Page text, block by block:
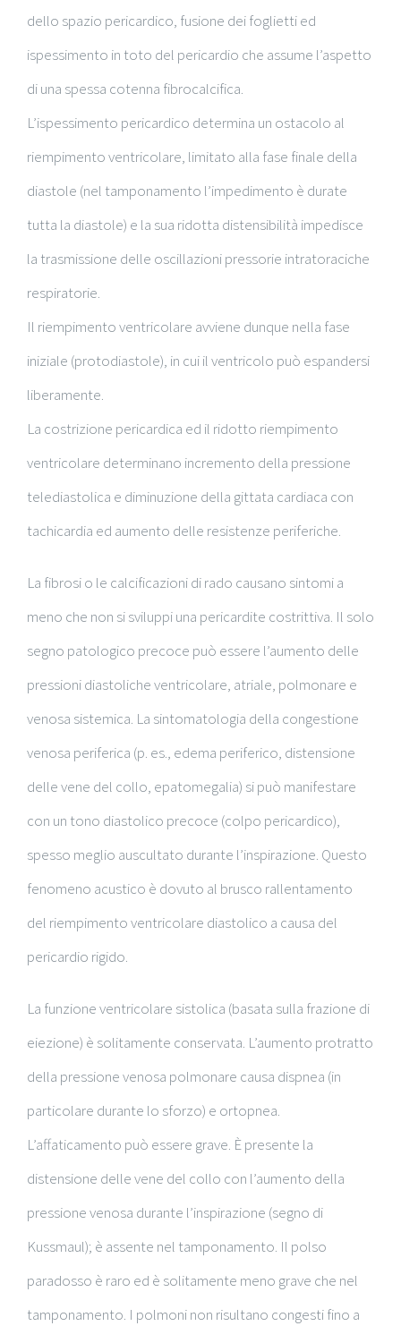
dello spazio pericardico, fusione dei foglietti ed
ispessimento in toto del pericardio che assume l’aspetto
di una spessa cotenna fibrocalcifica.
L’ispessimento pericardico determina un ostacolo al
riempimento ventricolare, limitato alla fase finale della
diastole (nel tamponamento l’impedimento è durate
tutta la diastole) e la sua ridotta distensibilità impedisce
la trasmissione delle oscillazioni pressorie intratoraciche
respiratorie.
Il riempimento ventricolare avviene dunque nella fase
iniziale (protodiastole), in cui il ventricolo può espandersi
liberamente.
La costrizione pericardica ed il ridotto riempimento
ventricolare determinano incremento della pressione
telediastolica e diminuzione della gittata cardiaca con
tachicardia ed aumento delle resistenze periferiche.
La fibrosi o le calcificazioni di rado causano sintomi a
meno che non si sviluppi una pericardite costrittiva. Il solo
segno patologico precoce può essere l’aumento delle
pressioni diastoliche ventricolare, atriale, polmonare e
venosa sistemica. La sintomatologia della congestione
venosa periferica (p. es., edema periferico, distensione
delle vene del collo, epatomegalia) si può manifestare
con un tono diastolico precoce (colpo pericardico),
spesso meglio auscultato durante l’inspirazione. Questo
fenomeno acustico è dovuto al brusco rallentamento
del riempimento ventricolare diastolico a causa del
pericardio rigido.
La funzione ventricolare sistolica (basata sulla frazione di
eiezione) è solitamente conservata. L’aumento protratto
della pressione venosa polmonare causa dispnea (in
particolare durante lo sforzo) e ortopnea.
L’affaticamento può essere grave. È presente la
distensione delle vene del collo con l’aumento della
pressione venosa durante l’inspirazione (segno di
Kussmaul); è assente nel tamponamento. Il polso
paradosso è raro ed è solitamente meno grave che nel
tamponamento. I polmoni non risultano congesti fino a